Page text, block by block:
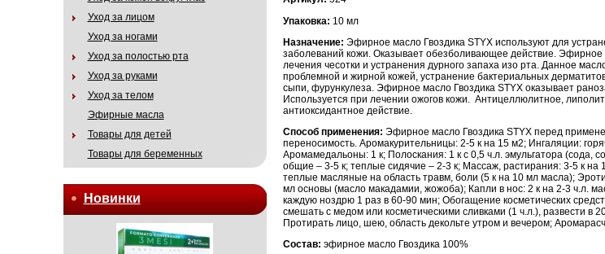
Уход за лицом
Уход за ногами
Уход за полостью рта
Уход за руками
Уход за телом
Эфирные масла
Товары для детей
Товары для беременных
Новинки
Упаковка: 10 мл
Назначение: Эфирное масло Гвоздика STYX используют для
заболеваний кожи. Оказывает обезболивающее действие. Эфирное
лечения чесотки и устранения дурного запаха изо рта. Данное
проблемной и жирной кожей, устранение бактериальных
сыпи, фурункулеза. Эфирное масло Гвоздика STYX оказывает
Используется при лечении ожогов кожи. Антицеллюлитное,
антиоксидантное действие.
Способ применения: Эфирное масло Гвоздика STYX перед
переносимость. Аромакурительницы: 2-5 к на 15 м2; Ингаляции:
Аромамедальоны: 1 к; Полоскания: 1 к с 0,5 ч.л. эмульгатора (сода,
общие – 3-5 к; теплые сидячие – 2-3 к; Массаж, растирания: 3-5 к
теплые масляные на область травм, боли (5 к на 10 мл масла);
мл основы (масло макадамии, жожоба); Капли в нос: 2 к на 2-3 ч.л.
каждую ноздрю 1 раз в 60-90 мин; Обогащение косметических
смешать с медом или косметическими сливками (1 ч.л.), развести в
Протирать лицо, шею, область декольте утром и вечером;
Состав: эфирное масло Гвоздика 100%